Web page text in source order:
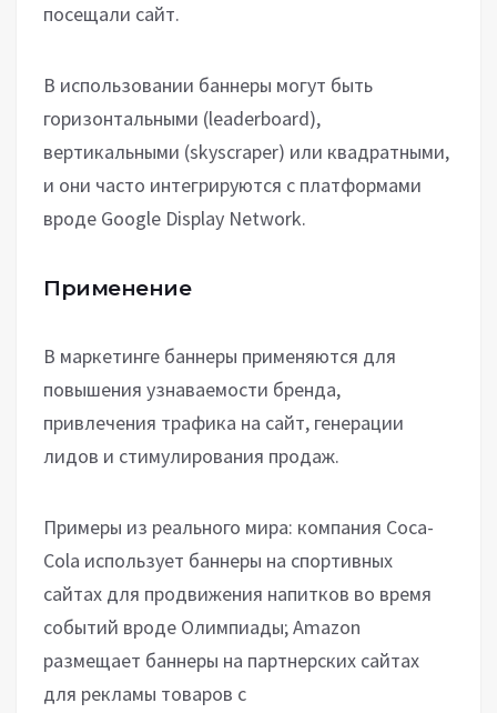
посещали сайт.
В использовании баннеры могут быть
горизонтальными (leaderboard),
вертикальными (skyscraper) или квадратными,
и они часто интегрируются с платформами
вроде Google Display Network.
Применение
В маркетинге баннеры применяются для
повышения узнаваемости бренда,
привлечения трафика на сайт, генерации
лидов и стимулирования продаж.
Примеры из реального мира: компания Coca-
Cola использует баннеры на спортивных
сайтах для продвижения напитков во время
событий вроде Олимпиады; Amazon
размещает баннеры на партнерских сайтах
для рекламы товаров с